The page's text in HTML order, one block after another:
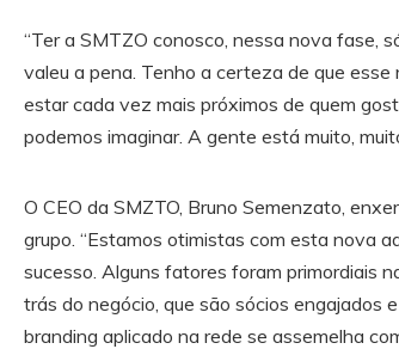
“Ter a SMTZO conosco, nessa nova fase,
valeu a pena. Tenho a certeza de que
estar cada vez mais próximos de quem
podemos imaginar. A gente está muito,
O CEO da SMZTO, Bruno Semenzato,
grupo. “Estamos otimistas com esta nova
sucesso. Alguns fatores foram primordiais
trás do negócio, que são sócios engajados
branding aplicado na rede se assemelha